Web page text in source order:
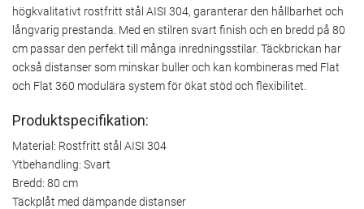
högkvalitativt rostfritt stål AISI 304, garanterar den hållbarhet och
långvarig prestanda. Med en stilren svart finish och en bredd på 80
cm passar den perfekt till många inredningsstilar. Täckbrickan har
också distanser som minskar buller och kan kombineras med Flat
och Flat 360 modulära system för ökat stöd och flexibilitet.
Produktspecifikation:
Material: Rostfritt stål AISI 304
Ytbehandling: Svart
Bredd: 80 cm
Täckplåt med dämpande distanser